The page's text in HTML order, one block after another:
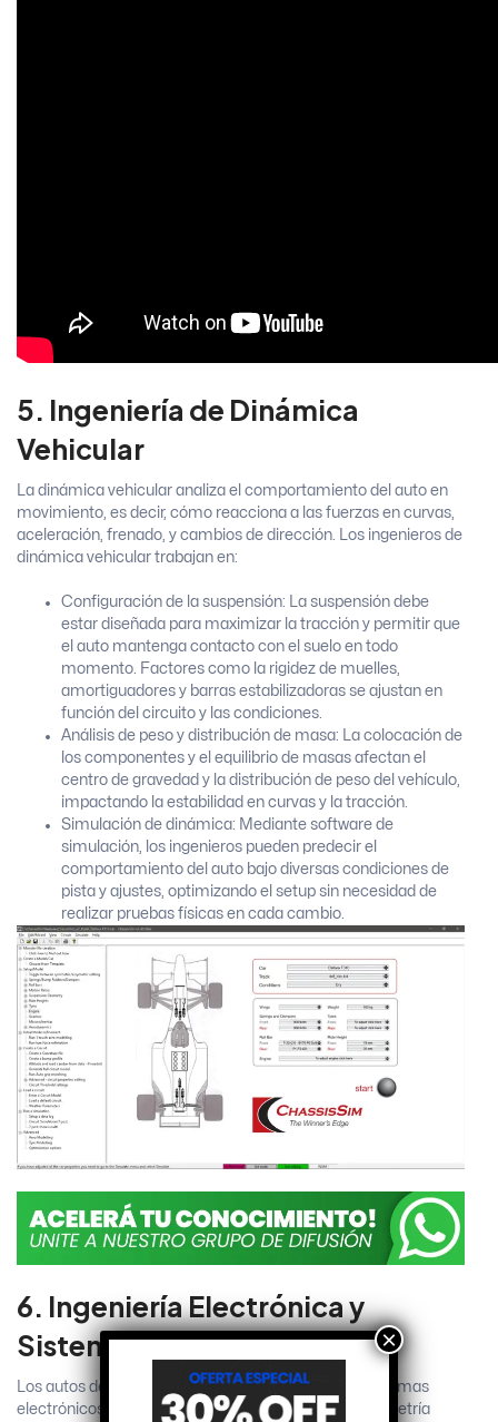
5. Ingeniería de Dinámica
Vehicular
La dinámica vehicular analiza el comportamiento del auto en
movimiento, es decir, cómo reacciona a las fuerzas en curvas,
aceleración, frenado, y cambios de dirección. Los ingenieros de
dinámica vehicular trabajan en:
Configuración de la suspensión: La suspensión debe
estar diseñada para maximizar la tracción y permitir que
el auto mantenga contacto con el suelo en todo
momento. Factores como la rigidez de muelles,
amortiguadores y barras estabilizadoras se ajustan en
función del circuito y las condiciones.
Análisis de peso y distribución de masa: La colocación de
los componentes y el equilibrio de masas afectan el
centro de gravedad y la distribución de peso del vehículo,
impactando la estabilidad en curvas y la tracción.
Simulación de dinámica: Mediante software de
simulación, los ingenieros pueden predecir el
comportamiento del auto bajo diversas condiciones de
pista y ajustes, optimizando el setup sin necesidad de
realizar pruebas físicas en cada cambio.
6. Ingeniería Electrónica y
Sistemas de Control
Los autos de competición actuales dependen de sistemas
electrónicos avanzados para gestionar desde la telemetría
×